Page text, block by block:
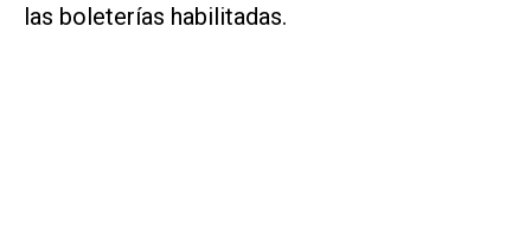
las boleterías habilitadas.